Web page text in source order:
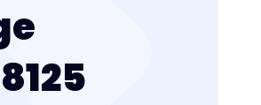
Nos interventions